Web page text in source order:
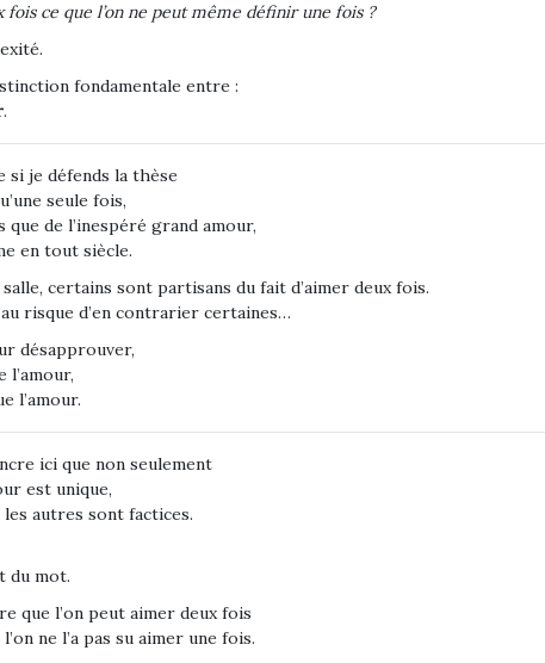
ce que l’on ne peut même définir une fois ?
fondamentale entre :
.
si je défends la thèse
seule fois,
de l’inespéré grand amour,
en tout siècle.
certains sont partisans du fait d’aimer deux fois.
risque d’en contrarier certaines…
désapprouver,
l’amour,
l’amour.
ici que non seulement
est unique,
autres sont factices.
du mot.
que l’on peut aimer deux fois
ne l’a pas su aimer une fois.